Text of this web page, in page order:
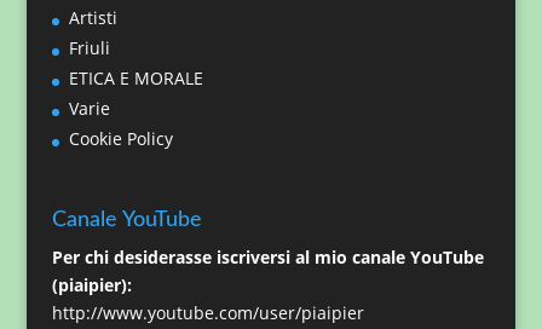
Artisti
Friuli
ETICA E MORALE
Varie
Cookie Policy
Canale YouTube
Per chi desiderasse iscriversi al mio canale YouTube
(piaipier):
http://www.youtube.com/user/piaipier